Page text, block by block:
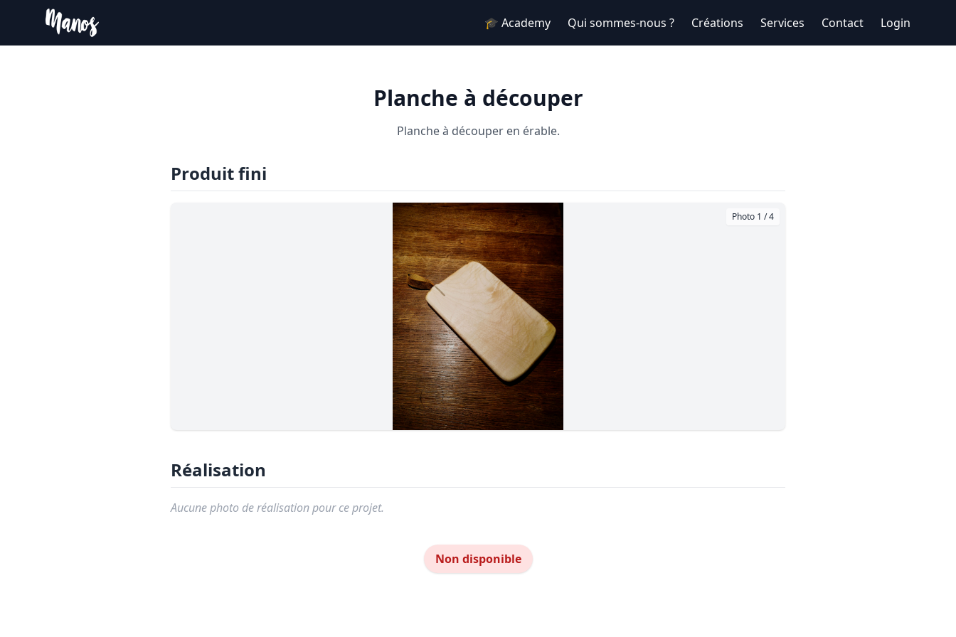
🎓 Academy Qui sommes-nous ? Créations Services Contact Login
Planche à découper
Planche à découper en érable.
Produit fini
Photo 1 / 4
Réalisation
Aucune photo de réalisation pour ce projet.
Non disponible